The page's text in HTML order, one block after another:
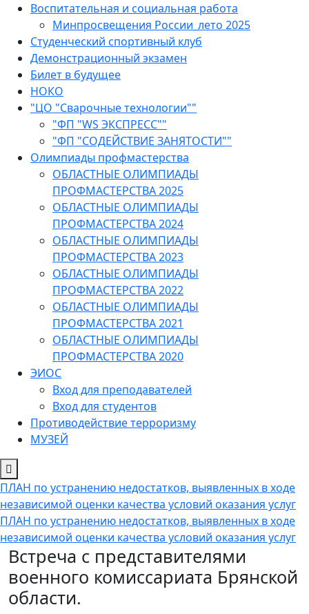
Воспитательная и социальная работа
Минпросвещения России_лето 2025
Студенческий спортивный клуб
Демонстрационный экзамен
Билет в будущее
НОКО
"ЦО "Сварочные технологии""
"ФП "WS ЭКСПРЕСС""
"ФП "СОДЕЙСТВИЕ ЗАНЯТОСТИ""
Олимпиады профмастерства
ОБЛАСТНЫЕ ОЛИМПИАДЫ
ПРОФМАСТЕРСТВА 2025
ОБЛАСТНЫЕ ОЛИМПИАДЫ
ПРОФМАСТЕРСТВА 2024
ОБЛАСТНЫЕ ОЛИМПИАДЫ
ПРОФМАСТЕРСТВА 2023
ОБЛАСТНЫЕ ОЛИМПИАДЫ
ПРОФМАСТЕРСТВА 2022
ОБЛАСТНЫЕ ОЛИМПИАДЫ
ПРОФМАСТЕРСТВА 2021
ОБЛАСТНЫЕ ОЛИМПИАДЫ
ПРОФМАСТЕРСТВА 2020
ЭИОС
Вход для преподавателей
Вход для студентов
Противодействие терроризму
МУЗЕЙ
ПЛАН по устранению недостатков, выявленных в ходе
независимой оценки качества условий оказания услуг
ПЛАН по устранению недостатков, выявленных в ходе
независимой оценки качества условий оказания услуг
Встреча с представителями
военного комиссариата Брянской
области.